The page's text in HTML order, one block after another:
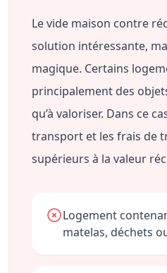
Le vide maison contre
solution intéressante,
magique. Certains
principalement des
qu’à valoriser. Dans ce
transport et les frais de
supérieurs à la valeur
Logement
matelas, déchets